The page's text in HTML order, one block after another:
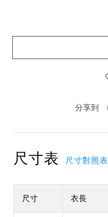
分享到
尺寸表 尺寸對照表
尺寸 衣長